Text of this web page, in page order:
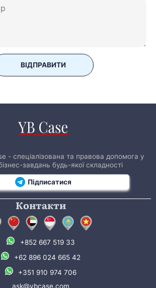
ВІДПРАВИТИ
- спеціалізована та правова допомога у
завдань будь-якої складності
Підписатися
Контакти
+852 667 519 33
+62 896 024 665 42
+351 910 974 706
ask@ybcase.com